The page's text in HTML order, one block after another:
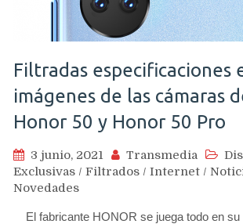
Filtradas especificaciones
imágenes de las cámaras
Honor 50 y Honor 50 Pro
3 junio, 2021 Transmedia
Exclusivas / Filtrados / Internet /
Novedades
El fabricante HONOR se juega todo en su